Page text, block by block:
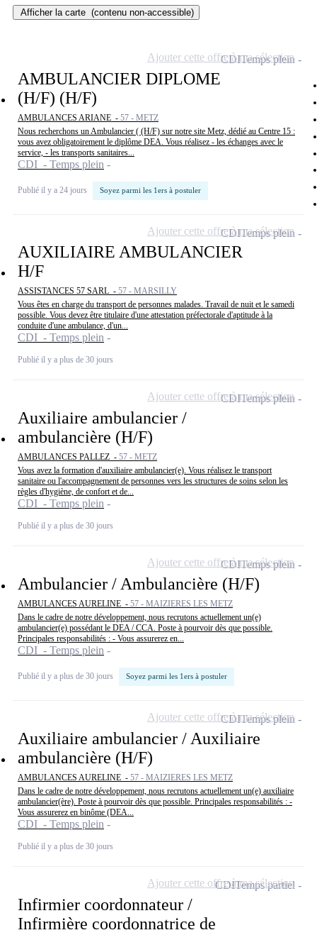
Afficher la carte (contenu non-accessible)
AMBULANCIER DIPLOME
(H/F) (H/F)
AMBULANCES ARIANE - 57 - METZ
Nous recherchons un Ambulancier ( (H/F) sur notre site Metz, dédié au Centre 15 :
vous avez obligatoirement le diplôme DEA. Vous réalisez - les échanges avec le
service, - les transports sanitaires...
CDI - Temps plein
Publié il y a 24 jours Soyez parmi les 1ers à postuler
CDITemps plein
Ajouter cette offre à ma sélection
AUXILIAIRE AMBULANCIER
H/F
ASSISTANCES 57 SARL - 57 - MARSILLY
Vous êtes en charge du transport de personnes malades. Travail de nuit et le samedi
possible. Vous devez être titulaire d'une attestation préfectorale d'aptitude à la
conduite d'une ambulance, d'un...
CDI - Temps plein
Publié il y a plus de 30 jours
CDITemps plein
Ajouter cette offre à ma sélection
Auxiliaire ambulancier /
ambulancière (H/F)
AMBULANCES PALLEZ - 57 - METZ
Vous avez la formation d'auxiliaire ambulancier(e). Vous réalisez le transport
sanitaire ou l'accompagnement de personnes vers les structures de soins selon les
règles d'hygiène, de confort et de...
CDI - Temps plein
Publié il y a plus de 30 jours
CDITemps plein
Ajouter cette offre à ma sélection
Ambulancier / Ambulancière (H/F)
AMBULANCES AURELINE - 57 - MAIZIERES LES METZ
Dans le cadre de notre développement, nous recrutons actuellement un(e)
ambulancier(e) possédant le DEA / CCA. Poste à pourvoir dès que possible.
Principales responsabilités : - Vous assurerez en...
CDI - Temps plein
Publié il y a plus de 30 jours Soyez parmi les 1ers à postuler
CDITemps plein
Ajouter cette offre à ma sélection
Auxiliaire ambulancier / Auxiliaire
ambulancière (H/F)
AMBULANCES AURELINE - 57 - MAIZIERES LES METZ
Dans le cadre de notre développement, nous recrutons actuellement un(e) auxiliaire
ambulancier(ère). Poste à pourvoir dès que possible. Principales responsabilités : -
Vous assurerez en binôme (DEA...
CDI - Temps plein
Publié il y a plus de 30 jours
CDITemps plein
Ajouter cette offre à ma sélection
Infirmier coordonnateur /
Infirmière coordonnatrice de
CDITemps partiel
Ajouter cette offre à ma sélection